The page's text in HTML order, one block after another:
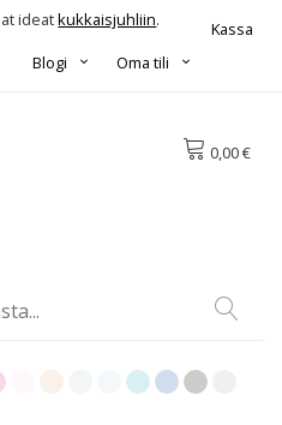
ideatkukkaisjuhliin.
Kassa
Oma tili
Blogi
0,00 €